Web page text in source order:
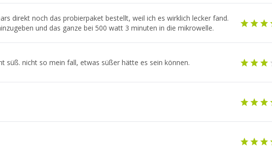
direkt noch das probierpaket bestellt, weil ich es wirklich lecker fand.
und das ganze bei 500 watt 3 minuten in die mikrowelle.
süß. nicht so mein fall, etwas süßer hätte es sein können.